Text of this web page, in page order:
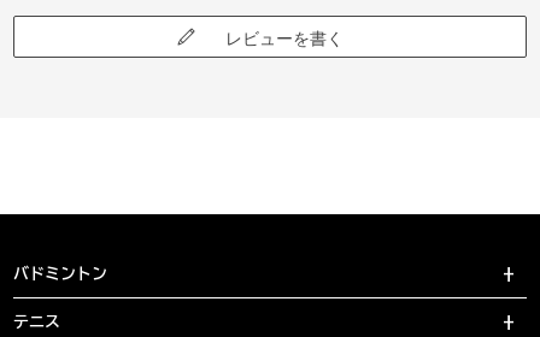
レビューを書く
バドミントン
テニス